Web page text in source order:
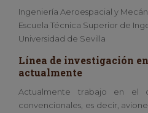
Ingeniería Aeroespacial y
Escuela Técnica Superior de
Universidad de Sevilla
Línea de investigación
actualmente
Actualmente trabajo en el
convencionales, es decir,